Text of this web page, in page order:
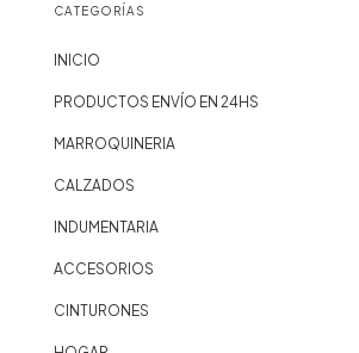
CATEGORÍAS
INICIO
PRODUCTOS ENVÍO EN 24HS
MARROQUINERIA
CALZADOS
INDUMENTARIA
ACCESORIOS
CINTURONES